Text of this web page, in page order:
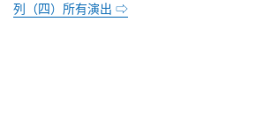
列（四）所有演出 ⇨